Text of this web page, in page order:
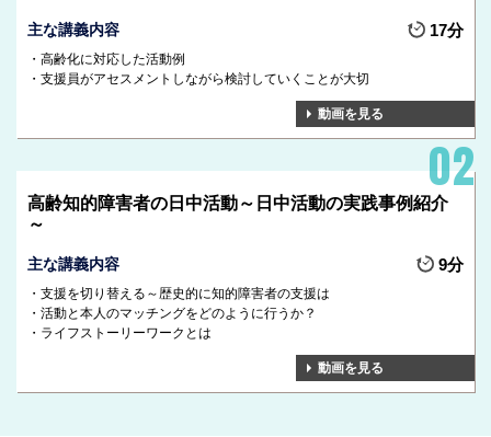
主な講義内容 17分
高齢化に対応した活動例
支援員がアセスメントしながら検討していくことが大切
動画を見る
高齢知的障害者の日中活動～日中活動の実践事例紹介
～
主な講義内容 9分
支援を切り替える～歴史的に知的障害者の支援は
活動と本人のマッチングをどのように行うか？
ライフストーリーワークとは
動画を見る